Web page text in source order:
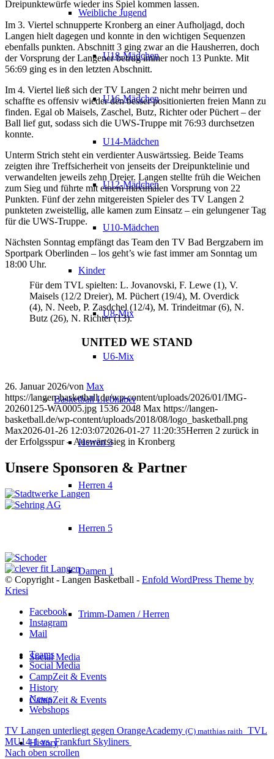
Weibliche Jugend
U18-Mädchen
U16-Mädchen
U14-Mädchen
U12-Mädchen
U10-Mädchen
Kinder
U8-Mix
U6-Mix
Basketball Liebhaber
Herren 3
Herren 4
Herren 5
Damen 1
Trimm-Damen / Herren
Social Media
CampZeit & Events
History
Dreipunktewürfe wieder ins Spiel kommen lassen.
Im 3. Viertel schnupperte Kronberg an einer Aufholjagd, doch
Langen hielt dagegen und konnte in den wichtigen Sequenzen
ebenfalls punkten. Abschnitt 3 ging zwar an die Hausherren, doch
der Vorsprung der Langener betrug immer noch 13 Punkte. Mit
56:69 ging es in den letzten Abschnitt.
Im 4. Viertel ließ sich der TV Langen 2 nicht mehr beirren und
schaffte es offensiv wieder den besser positionierten freien Mann zu
finden. Egal ob Maisels, Zaschel, Butz, Richter oder Püchert – der
Ball lief gut, sodass sich die UWS-Truppe mit 76:93 durchsetzen
konnte.
Unterm Strich steht ein verdienter Auswärtssieg. Beide Teams
zeigten ihre Treffsicherheit von jenseits der Dreipunktelinie und
verwandelten jeweils zehn Dreier. Langen stellte früh die Weichen
zum Sieg und führte mit einem maximalen Vorsprung von 22
Punkten. Fünf der zehn mitgereisten Spieler des TV Langen 2
punkteten zweistellig, alle kamen zum Einsatz – ein gelungener Tag
für die UWS-Truppe.
Nächsten Sonntag empfängt das Team den TV Bad Bergzabern im
Sportpark Oberlinden – los geht’s wie fast immer am Sonntag um
18:00 Uhr.
Für dem TVL spielten: L. Jovanovski, F. Lewe (1), V.
Maisels (12/2 Dreier), M. Püchert (19/4), M. Overdick
(4), N. Neeb, P. Zasdchel (12/4), M. Trindeitmar (6), N.
Butz (26), N. Richter (13).
UNITED WE STAND
26. Januar 2026/von Max
https://langen-basketball.de/wp-content/uploads/2026/01/IMG-
20260125-WA0005.jpg 1536 2048 Max https://langen-
basketball.de/wp-content/uploads/2018/08/logo_basketball.png
Max2026-01-26 12:03:072026-01-27 11:20:35Herren 2 zurück in
der Erfolgsspur – Auswärtssieg in Kronberg
Unsere Sponsoren & Partner
© Copyright - Langen Basketball - Enfold WordPress Theme by
Kriesi
Facebook
Instagram
Mail
Teams
Social Media
CampZeit & Events
History
News
Webshops
TV Langen unterliegt gegen OrangeAcademy (C) matthias raith TVL
MU14-1 vs. Frankfurt Skyliners
Nach oben scrollen